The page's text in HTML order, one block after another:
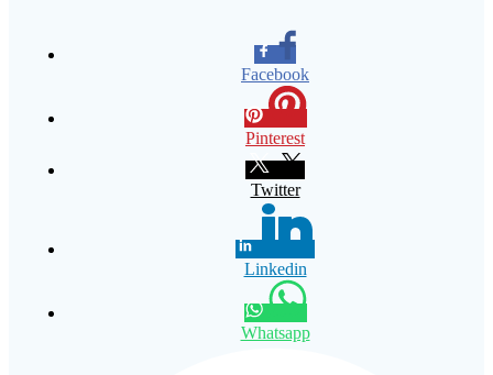
Facebook
Pinterest
Twitter
Linkedin
Whatsapp